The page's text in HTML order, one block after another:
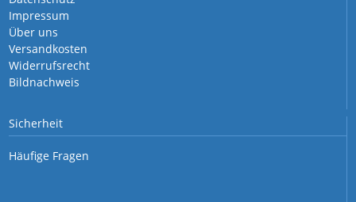
Impressum
Über uns
Versandkosten
Widerrufsrecht
Bildnachweis
Sicherheit
Häufige Fragen